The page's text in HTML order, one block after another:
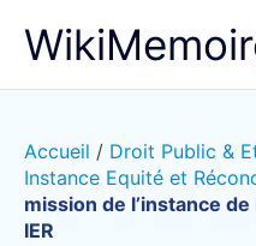
Accueil / Droit Public &
Instance Equité et
mission de l’instance
IER